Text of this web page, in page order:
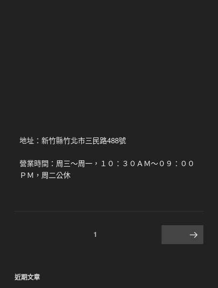
地址：新竹縣竹北市三民路488號
營業時間：周三～周一，１０：３０ＡＭ～０９：００
ＰＭ，周二公休
1
近期文章